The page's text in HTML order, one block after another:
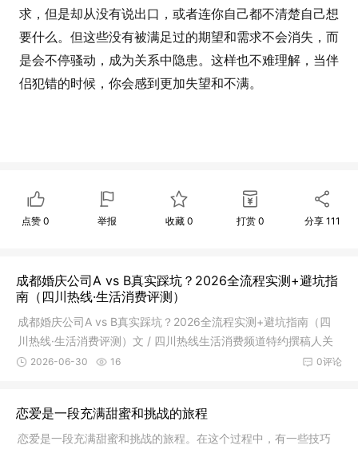
求，但是却从没有说出口，或者连你自己都不清楚自己想
要什么。但这些没有被满足过的期望和需求不会消失，而
是会不停骚动，成为关系中隐患。这样也不难理解，当伴
侣犯错的时候，你会感到更加失望和不满。
点赞0 举报 收藏 0 打赏0 分享 111
成都婚庆公司A vs B真实踩坑？2026全流程实测+避坑指
南（四川热线·生活消费评测）
成都婚庆公司A vs B真实踩坑？2026全流程实测+避坑指南（四
川热线·生活消费评测）文 / 四川热线生活消费频道特约撰稿人关
键词：
0评论
2026-06-30 16
恋爱是一段充满甜蜜和挑战的旅程
恋爱是一段充满甜蜜和挑战的旅程。在这个过程中，有一些技巧